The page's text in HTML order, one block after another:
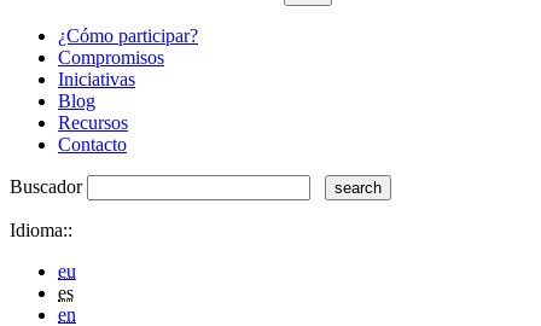
¿Cómo participar?
Compromisos
Iniciativas
Blog
Recursos
Contacto
Buscador
Idioma::
eu
es
en